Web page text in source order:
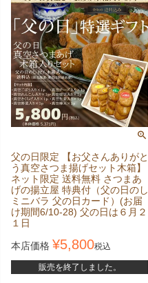
父の日限定 【お父さんありがと
う真空さつま揚げセット木箱】
ネット限定 送料無料 さつまあ
げの揚立屋 特典付（父の日のし
ミニバラ 父の日カード）(お届
け期間6/10-28) 父の日は６月２
１日
本店価格 ¥5,800税込
販売を終了しました。